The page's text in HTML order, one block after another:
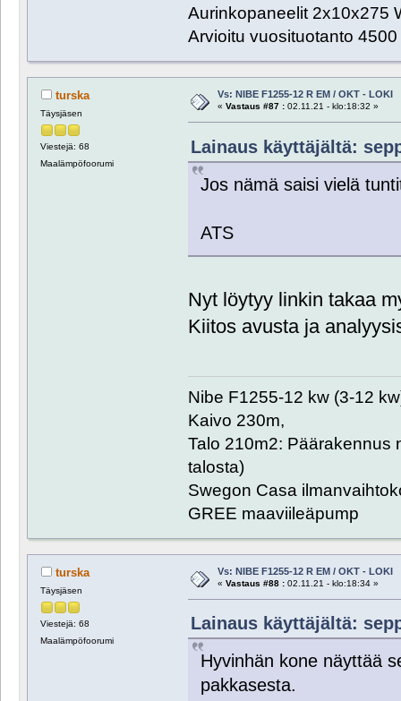
Aurinkopaneelit 2x10x275
Arvioitu vuosituotanto
turska
Täysjäsen
Viestejä: 68
Maalämpöfoorumi
Vs: NIBE F1255-12 R EM / OKT - LOKI
« Vastaus #87 :02.11.21 - klo:18:32 »
Lainaus käyttäjältä:
Jos nämä saisi vielä
ATS
Nyt löytyy linkin takaa
Kiitos avusta ja
Nibe F1255-12 kw (3-12
Kaivo 230m,
Talo 210m2: Päärakennus
talosta)
Swegon Casa
GREE maaviileäpump
turska
Täysjäsen
Viestejä: 68
Maalämpöfoorumi
Vs: NIBE F1255-12 R EM / OKT - LOKI
« Vastaus #88 :02.11.21 - klo:18:34 »
Lainaus käyttäjältä:
Hyvinhän kone näyttää
pakkasesta.